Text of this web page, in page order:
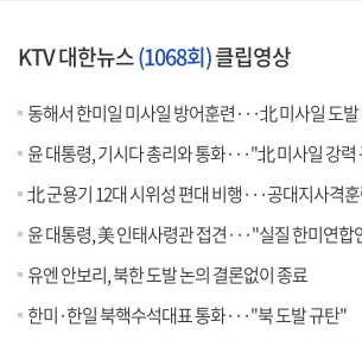
KTV 대한뉴스(1068회)클립영상
동해서 한미일 미사일 방어훈련···北 미사일 도
윤 대통령, 기시다 총리와 통화···"北 미사일 강력
北 군용기 12대 시위성 편대 비행···공대지사격
윤 대통령, 美 인태사령관 접견···"실질 한미연합
유엔 안보리, 북한 도발 논의 결론없이 종료
한미·한일 북핵수석대표 통화···"북 도발 규탄"